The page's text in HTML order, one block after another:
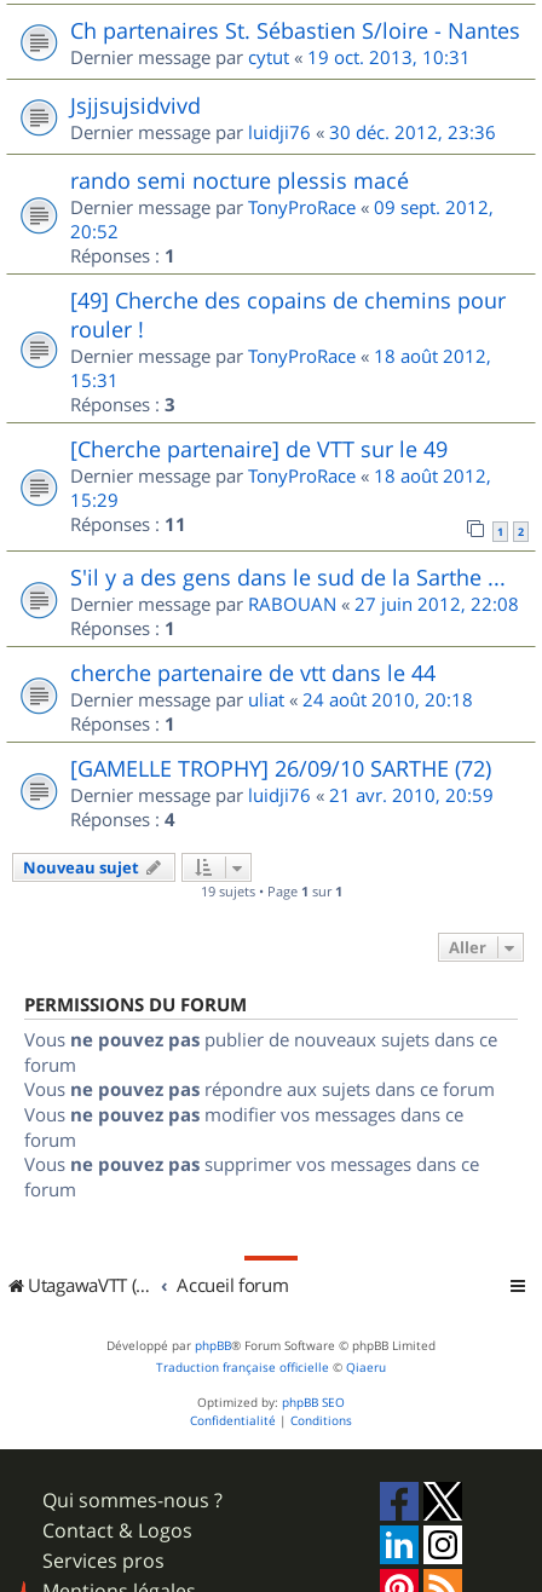
Ch partenaires St. Sébastien S/loire - Nantes
Dernier message par cytut « 19 oct. 2013, 10:31
Jsjjsujsidvivd
Dernier message par luidji76 « 30 déc. 2012, 23:36
rando semi nocture plessis macé
Dernier message par TonyProRace « 09 sept. 2012,
20:52
Réponses : 1
[49] Cherche des copains de chemins pour
rouler !
Dernier message par TonyProRace « 18 août 2012,
15:31
Réponses : 3
[Cherche partenaire] de VTT sur le 49
Dernier message par TonyProRace « 18 août 2012,
15:29
Réponses : 11 1 2
S'il y a des gens dans le sud de la Sarthe ...
Dernier message par RABOUAN « 27 juin 2012, 22:08
Réponses : 1
cherche partenaire de vtt dans le 44
Dernier message par uliat « 24 août 2010, 20:18
Réponses : 1
[GAMELLE TROPHY] 26/09/10 SARTHE (72)
Dernier message par luidji76 « 21 avr. 2010, 20:59
Réponses : 4
Nouveau sujet
19 sujets • Page 1 sur 1
Aller
PERMISSIONS DU FORUM
Vous ne pouvez pas publier de nouveaux sujets dans ce
forum
Vous ne pouvez pas répondre aux sujets dans ce forum
Vous ne pouvez pas modifier vos messages dans ce
forum
Vous ne pouvez pas supprimer vos messages dans ce
forum
UtagawaVTT (Randos VTT et VTTAE avec traces GPS) Accueil forum
Développé par phpBB® Forum Software © phpBB Limited
Traduction française officielle © Qiaeru
Optimized by: phpBB SEO
Confidentialité | Conditions
Qui sommes-nous ?
Contact & Logos
Services pros